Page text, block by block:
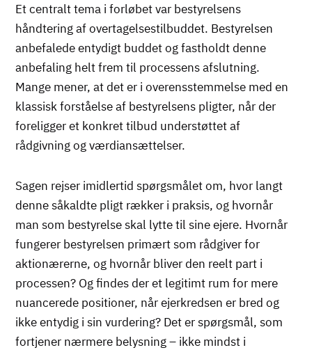
Et centralt tema i forløbet var bestyrelsens
håndtering af overtagelsestilbuddet. Bestyrelsen
anbefalede entydigt buddet og fastholdt denne
anbefaling helt frem til processens afslutning.
Mange mener, at det er i overensstemmelse med en
klassisk forståelse af bestyrelsens pligter, når der
foreligger et konkret tilbud understøttet af
rådgivning og værdiansættelser.
Sagen rejser imidlertid spørgsmålet om, hvor langt
denne såkaldte pligt rækker i praksis, og hvornår
man som bestyrelse skal lytte til sine ejere. Hvornår
fungerer bestyrelsen primært som rådgiver for
aktionærerne, og hvornår bliver den reelt part i
processen? Og findes der et legitimt rum for mere
nuancerede positioner, når ejerkredsen er bred og
ikke entydig i sin vurdering? Det er spørgsmål, som
fortjener nærmere belysning – ikke mindst i